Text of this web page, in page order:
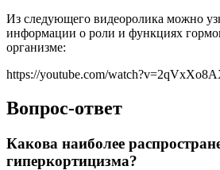
Из следующего видеоролика можно
информации о роли и функциях
организме:
https://youtube.com/
Вопрос-ответ
Какова наиболее
гиперкортицизма?